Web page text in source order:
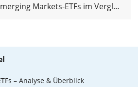
MSCI Emerging Markets-ETFs im Vergleich
– Analyse & Überblick